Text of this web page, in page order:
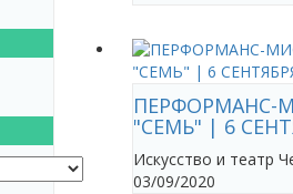
ПЕРФОРМАНС-
"СЕМЬ" | 6
Искусство и театр
03/09/2020